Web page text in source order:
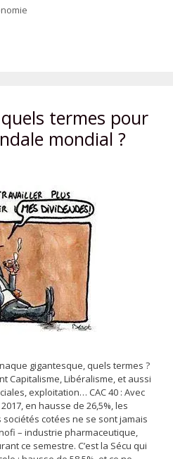
termes pour
mondial ?
gigantesque, quels termes ?
Capitalisme, Libéralisme, et aussi
exploitation… CAC 40 : Avec
en hausse de 26,5%, les
cotées ne se sont jamais
– industrie pharmaceutique,
ce semestre. C’est la Sécu qui